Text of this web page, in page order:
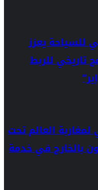
للسياحة يعزز
تاريخي للربط
لمغاربة العالم تحت
بالخارج في خدمة